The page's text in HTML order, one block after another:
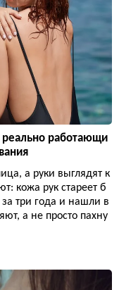
работающи
а руки выглядят к
кожа рук стареет б
три года и нашли в
а не просто пахну